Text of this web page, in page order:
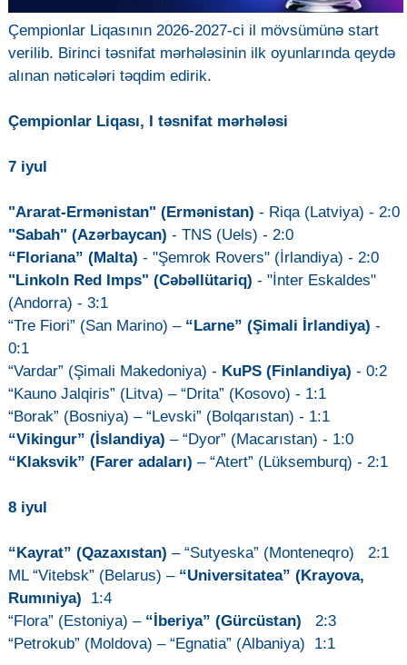
Çempionlar Liqasının 2026-2027-ci il mövsümünə start
verilib. Birinci təsnifat mərhələsinin ilk oyunlarında qeydə
alınan nəticələri təqdim edirik.
Çempionlar Liqası, I təsnifat mərhələsi
7 iyul
"Ararat-Ermənistan" (Ermənistan) - Riqa (Latviya) - 2:0
"Sabah" (Azərbaycan) - TNS (Uels) - 2:0
“Floriana” (Malta) - "Şemrok Rovers" (İrlandiya) - 2:0
"Linkoln Red Imps" (Cəbəllütariq) - "İnter Eskaldes"
(Andorra) - 3:1
“Tre Fiori” (San Marino) – “Larne” (Şimali İrlandiya) -
0:1
“Vardar” (Şimali Makedoniya) - KuPS (Finlandiya) - 0:2
“Kauno Jalqiris” (Litva) – “Drita” (Kosovo) - 1:1
“Borak” (Bosniya) – “Levski” (Bolqarıstan) - 1:1
“Vikingur” (İslandiya) – “Dyor” (Macarıstan) - 1:0
“Klaksvik” (Farer adaları) – “Atert” (Lüksemburq) - 2:1
8 iyul
“Kayrat” (Qazaxıstan) – “Sutyeska” (Monteneqro) 2:1
ML “Vitebsk” (Belarus) – “Universitatea” (Krayova,
Rumıniya) 1:4
“Flora” (Estoniya) – “İberiya” (Gürcüstan) 2:3
“Petrokub” (Moldova) – “Egnatia” (Albaniya) 1:1